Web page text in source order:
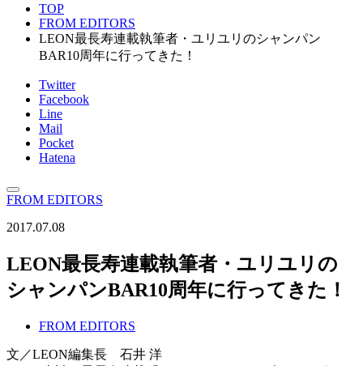
TOP
FROM EDITORS
LEON最長寿連載執筆者・ユリユリのシャンパン
BAR10周年に行ってきた！
Twitter
Facebook
Line
Mail
Pocket
Hatena
FROM EDITORS
2017.07.08
LEON最長寿連載執筆者・ユリユリの
シャンパンBAR10周年に行ってきた！
FROM EDITORS
文／LEON編集長 石井 洋